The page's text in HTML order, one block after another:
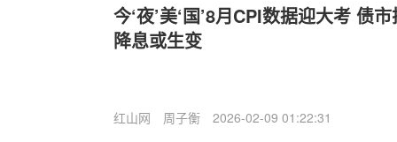
今‘夜’美‘国’8月CPI数据迎大考 债
降息或生变
红山网 周子衡 2026-02-09 01:22:31